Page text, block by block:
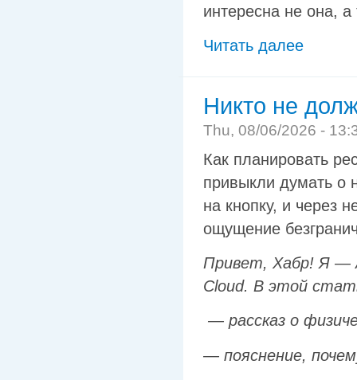
интересна не она,
Читать далее
Никто не
Thu, 08/06/2026 -
Как планировать
привыкли думать о
на кнопку, и через
ощущение
Привет, Хабр! Я —
Cloud. В этой
— рассказ о
— пояснение,